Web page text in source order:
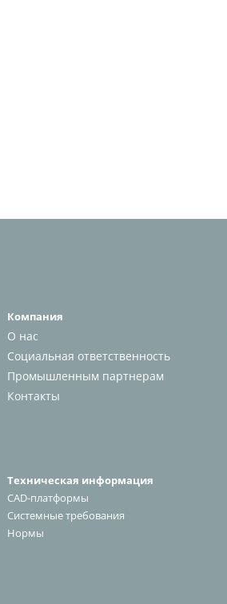
Компания
О нас
Социальная ответственность
Промышленным партнерам
Контакты
Техническая информация
CAD-платформы
Системные требования
Нормы